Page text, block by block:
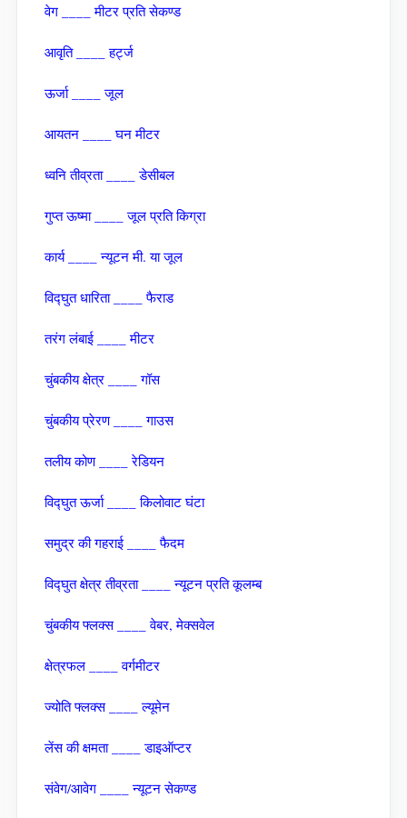
वेग ____ मीटर प्रति सेकण्‍ड
आवृति ____ हर्ट्ज
ऊर्जा ____ जूल
आयतन ____ घन मीटर
ध्‍वनि तीव्रता ____ डेसीबल
गुप्‍त ऊष्‍मा ____ जूल प्रति किग्रा
कार्य ____ न्‍यूटन मी. या जूल
विद्घुत धारिता ____ फैराड
तरंग लंबाई ____ मीटर
चुंबकीय क्षेत्र ____ गॉस
चुंबकीय प्रेरण ____ गाउस
तलीय कोण ____ रेडियन
विद्घुत ऊर्जा ____ किलोवाट घंटा
समुद्र की गहराई ____ फैदम
विद्घुत क्षेत्र तीव्रता ____ न्‍यूटन प्रति कूलम्‍ब
चुंबकीय फ्लक्‍स ____ वेबर, मेक्‍सवेल
क्षेत्रफल ____ वर्गमीटर
ज्‍योति फ्लक्‍स ____ ल्‍यूमेन
लेंस की क्षमता ____ डाइऑप्‍टर
संवेग/आवेग ____ न्‍यूटन सेकण्‍ड